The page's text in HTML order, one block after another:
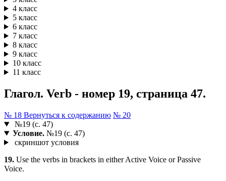
4 класс
5 класс
6 класс
7 класс
8 класс
9 класс
10 класс
11 класс
Глагол. Verb - номер 19, страница 47.
№ 18 Вернуться к содержанию № 20
№19 (с. 47)
Условие.№19 (с. 47)
скриншот условия
19. Use the verbs in brackets in either Active Voice or Passive
Voice.